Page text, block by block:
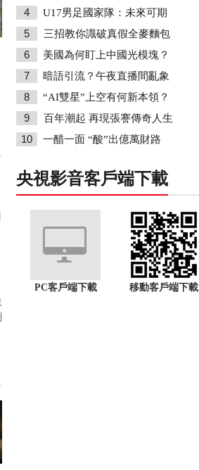
4 U17男足國家隊：未來可期
5 三招教你識破真假全麥麵包
6 美國為何盯上中國光模塊？
7 暗語引流？午夜直播間亂象
8 “AI雙星”上空有何新本領？
9 百年潮起 再現張謇傳奇人生
10 一醋一面 “酸”出億萬財路
央視影音客戶端下載
PC客戶端下載 移動客戶端下載